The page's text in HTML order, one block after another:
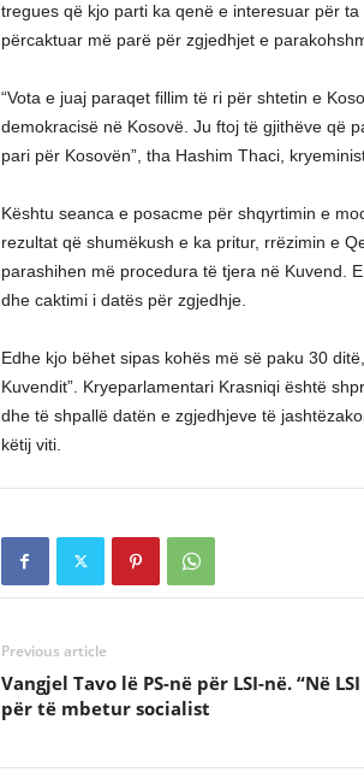
tregues që kjo parti ka qenë e interesuar për
përcaktuar më parë për zgjedhjet e
“Vota e juaj paraqet fillim të ri për shtetin e
demokracisë në Kosovë. Ju ftoj të gjithëve që
pari për Kosovën”, tha Hashim Thaci,
Kështu seanca e posacme për shqyrtimin e
rezultat që shumëkush e ka pritur, rrëzimin e
parashihen më procedura të tjera në Kuvend.
dhe caktimi i datës për zgjedhje.
Edhe kjo bëhet sipas kohës më së paku 30
Kuvendit”. Kryeparlamentari Krasniqi është
dhe të shpallë datën e zgjedhjeve të
këtij viti.
Previous article
Vangjel Tavo lë PS-në për LSI-në. “Në LSI
për të mbetur socialist